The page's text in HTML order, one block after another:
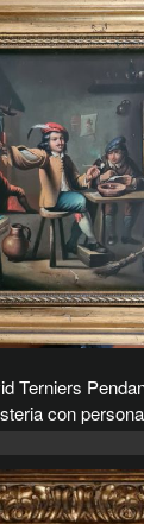
Terniers
con